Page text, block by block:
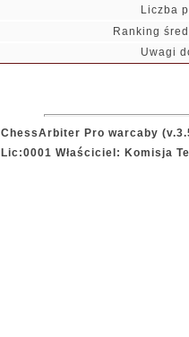
Liczba
Ranking
Uwagi
ChessArbiter Pro warcaby
Lic:0001 Właściciel: Komisja